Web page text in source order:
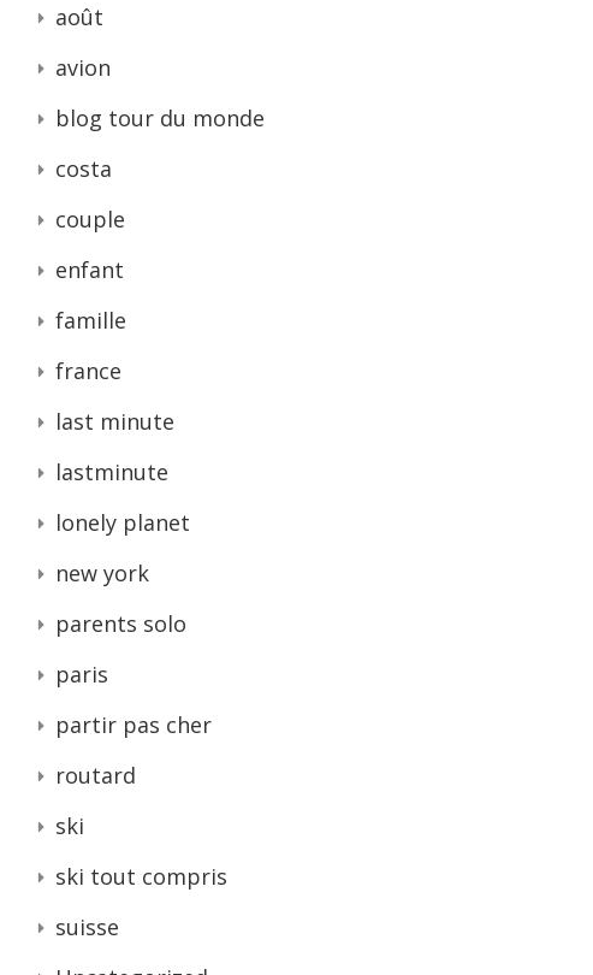
août
avion
blog tour du monde
costa
couple
enfant
famille
france
last minute
lastminute
lonely planet
new york
parents solo
paris
partir pas cher
routard
ski
ski tout compris
suisse